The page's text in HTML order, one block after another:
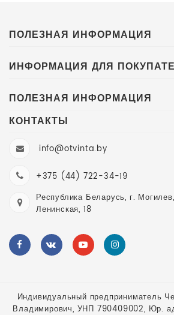
ПОЛЕЗНАЯ ИНФОРМАЦИЯ
ИНФОРМАЦИЯ ДЛЯ
ПОЛЕЗНАЯ ИНФОРМАЦИЯ
КОНТАКТЫ
info@otvinta.by
+375 (44) 722-34-19
Республика Беларусь, г.
Ленинская, 18
Индивидуальный предприниматель
Владимирович, УНП 790409002, Юр.